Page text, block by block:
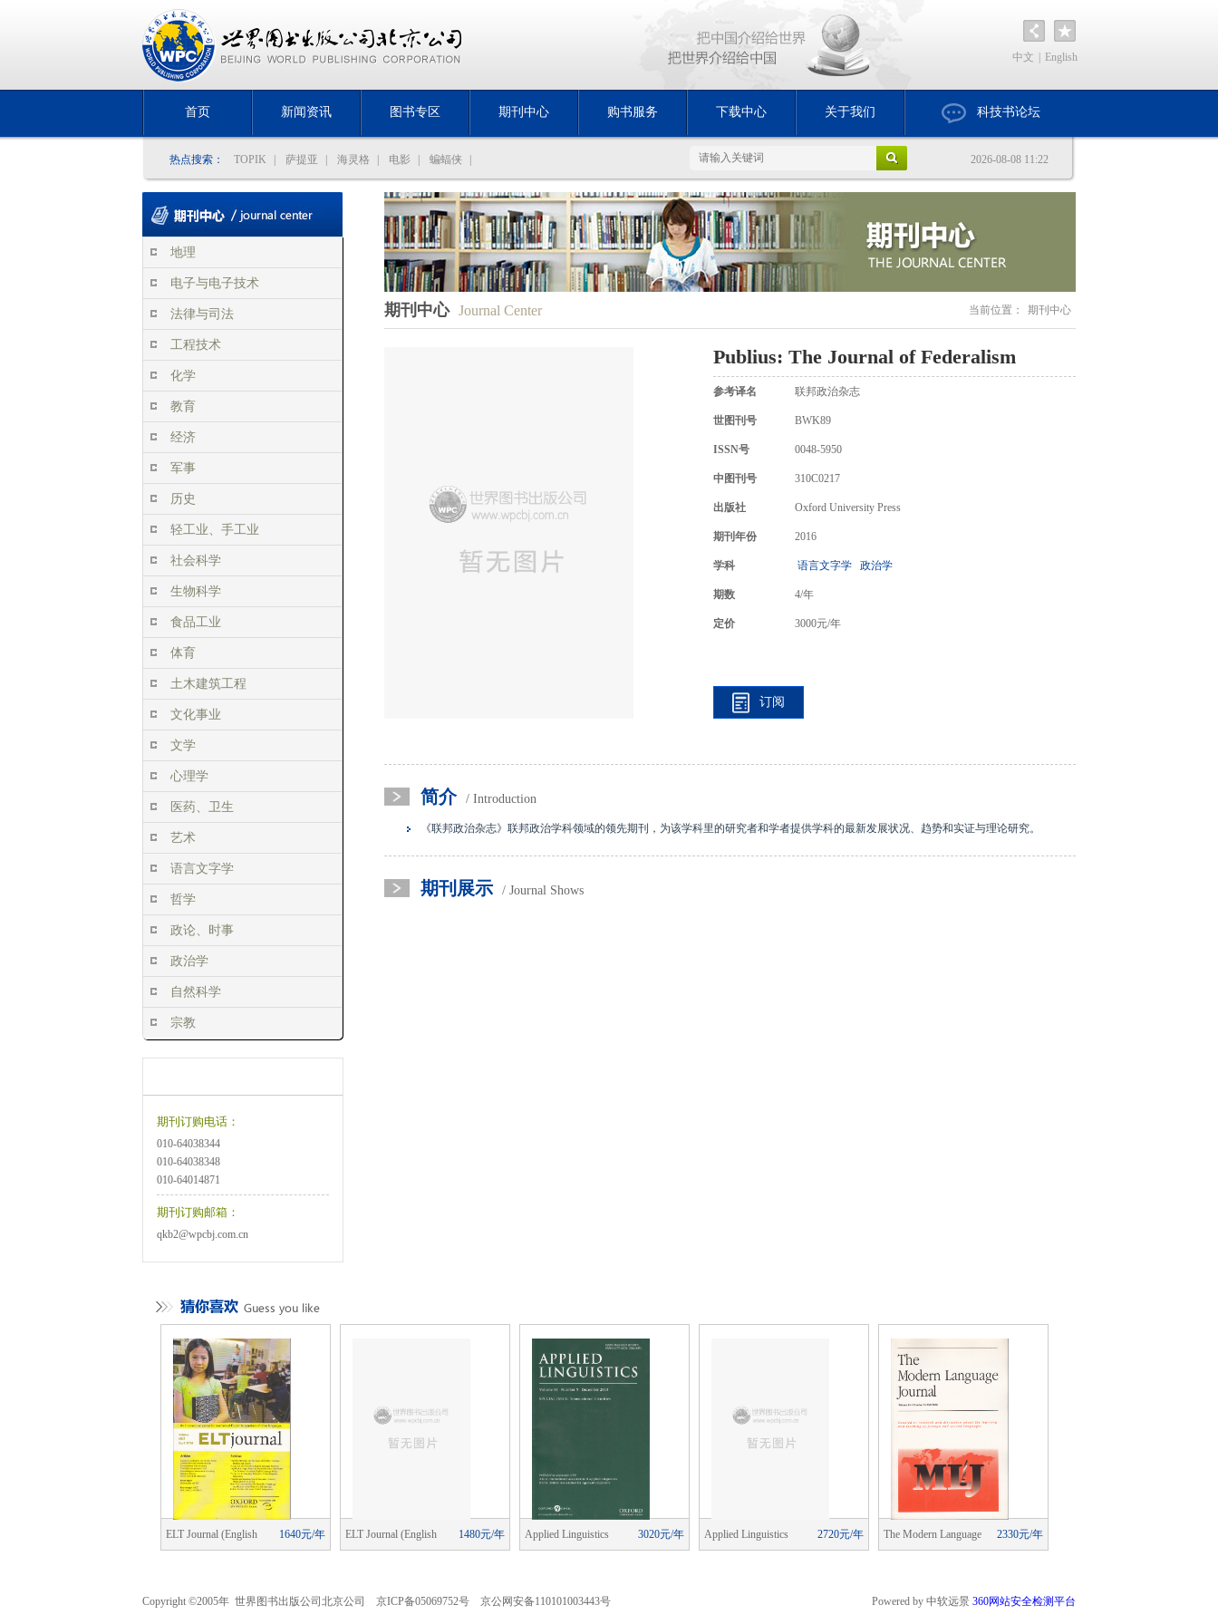
中文 English
首页 新闻资讯 图书专区 期刊中心 购书服务 下载中心 关于我们 科技书论坛
热点搜索： TOPIK 萨提亚 海灵格 电影 蝙蝠侠 2026-08-08 11:22
地理
电子与电子技术
法律与司法
工程技术
化学
教育
经济
军事
历史
轻工业、手工业
社会科学
生物科学
食品工业
体育
土木建筑工程
文化事业
文学
心理学
医药、卫生
艺术
语言文字学
哲学
政论、时事
政治学
自然科学
宗教
期刊订购电话：
010-64038344
010-64038348
010-64014871
期刊订购邮箱：
qkb2@wpcbj.com.cn
期刊中心 Journal Center 当前位置： 期刊中心
Publius: The Journal of Federalism
参考译名 联邦政治杂志
世图刊号 BWK89
ISSN号 0048-5950
中图刊号 310C0217
出版社 Oxford University Press
期刊年份 2016
学科 语言文字学 政治学
期数 4/年
定价 3000元/年
订阅
简介 / Introduction
《联邦政治杂志》联邦政治学科领域的领先期刊，为该学科里的研究者和学者提供学科的最新发展状况、趋势和实证与理论研究。
期刊展示 / Journal Shows
1640元/年
ELT Journal (English 1480元/年
ELT Journal (English 3020元/年
Applied Linguistics 2720元/年
Applied Linguistics 2330元/年
The Modern Language
Copyright ©2005年 世界图书出版公司北京公司 京ICP备05069752号 京公网安备110101003443号 Powered by 中软远景 360网站安全检测平台